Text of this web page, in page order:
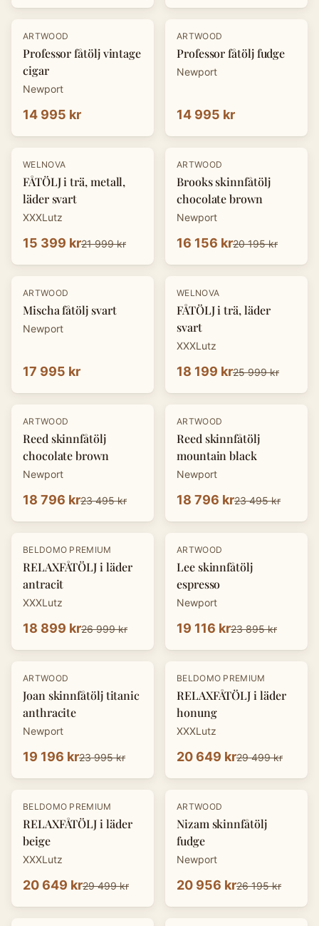
ARTWOOD
Professor fåtölj vintage
cigar
Newport
14 995 kr
ARTWOOD
Professor fåtölj fudge
Newport
14 995 kr
-30 %
WELNOVA
FÅTÖLJ i trä, metall,
läder svart
XXXLutz
15 399 kr21 999 kr
-20%
ARTWOOD
Brooks skinnfåtölj
chocolate brown
Newport
16 156 kr20 195 kr
ARTWOOD
Mischa fåtölj svart
Newport
17 995 kr
-30 %
WELNOVA
FÅTÖLJ i trä, läder
svart
XXXLutz
18 199 kr25 999 kr
-20%
ARTWOOD
Reed skinnfåtölj
chocolate brown
Newport
18 796 kr23 495 kr
-20%
ARTWOOD
Reed skinnfåtölj
mountain black
Newport
18 796 kr23 495 kr
-30 %
BELDOMO PREMIUM
RELAXFÅTÖLJ i läder
antracit
XXXLutz
18 899 kr26 999 kr
-20%
ARTWOOD
Lee skinnfåtölj
espresso
Newport
19 116 kr23 895 kr
-20%
ARTWOOD
Joan skinnfåtölj titanic
anthracite
Newport
19 196 kr23 995 kr
-30 %
BELDOMO PREMIUM
RELAXFÅTÖLJ i läder
honung
XXXLutz
20 649 kr29 499 kr
-30 %
BELDOMO PREMIUM
RELAXFÅTÖLJ i läder
beige
XXXLutz
20 649 kr29 499 kr
-20%
ARTWOOD
Nizam skinnfåtölj
fudge
Newport
20 956 kr26 195 kr